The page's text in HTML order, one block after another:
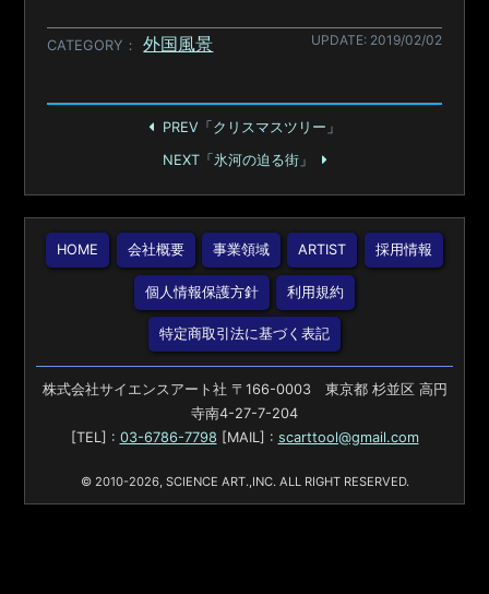
CATEGORY 外国風景 UPDATE: 2019/02/02
PREV「クリスマスツリー」
NEXT「氷河の迫る街」
HOME 会社概要 事業領域 ARTIST 採用情報
個人情報保護方針 利用規約
特定商取引法に基づく表記
株式会社サイエンスアート社 〒166-0003 東京都 杉並区 高円
寺南4-27-7-204
[TEL] : 03-6786-7798 [MAIL] : scarttool@gmail.com
© 2010-2026, SCIENCE ART.,INC. ALL RIGHT RESERVED.